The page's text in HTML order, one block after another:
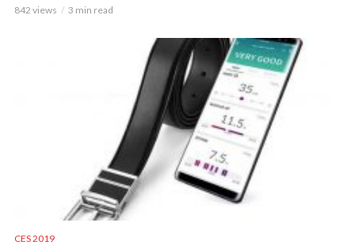
842 views 3 min read
CES 2019